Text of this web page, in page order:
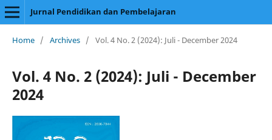
Jurnal Pendidikan dan Pembelajaran
Home / Archives / Vol. 4 No. 2 (2024): Juli - December 2024
Vol. 4 No. 2 (2024): Juli - December
2024